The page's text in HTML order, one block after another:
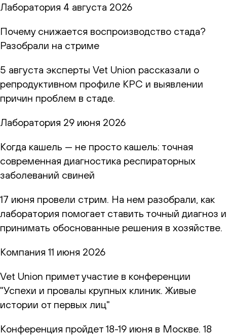
Лаборатория 4 августа 2026
Почему снижается воспроизводство стада?
Разобрали на стриме
5 августа эксперты Vet Union рассказали о
репродуктивном профиле КРС и выявлении
причин проблем в стаде.
Лаборатория 29 июня 2026
Когда кашель — не просто кашель: точная
современная диагностика респираторных
заболеваний свиней
17 июня провели стрим. На нем разобрали, как
лаборатория помогает ставить точный диагноз и
принимать обоснованные решения в хозяйстве.
Компания 11 июня 2026
Vet Union примет участие в конференции
"Успехи и провалы крупных клиник. Живые
истории от первых лиц"
Конференция пройдет 18-19 июня в Москве. 18